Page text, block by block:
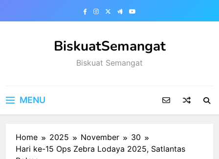
BiskuatSemangat
Biskuat Semangat
MENU
Home 2025 November
30
Hari ke-15 Ops Zebra Lodaya 2025, Satlantas